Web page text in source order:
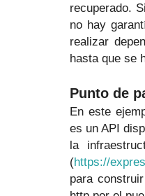
recuperado.
no hay
realizar
hasta que se
Punto de
En este
es un API
la
(https://
para